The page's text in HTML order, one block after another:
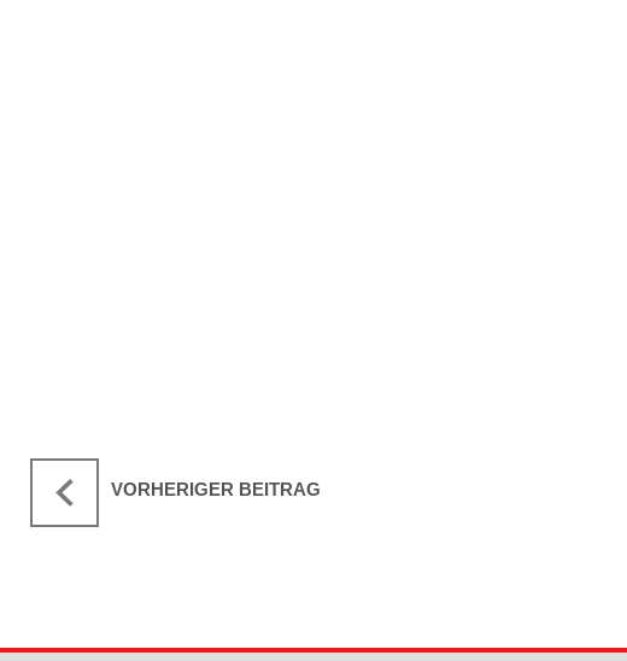
VORHERIGER BEITRAG